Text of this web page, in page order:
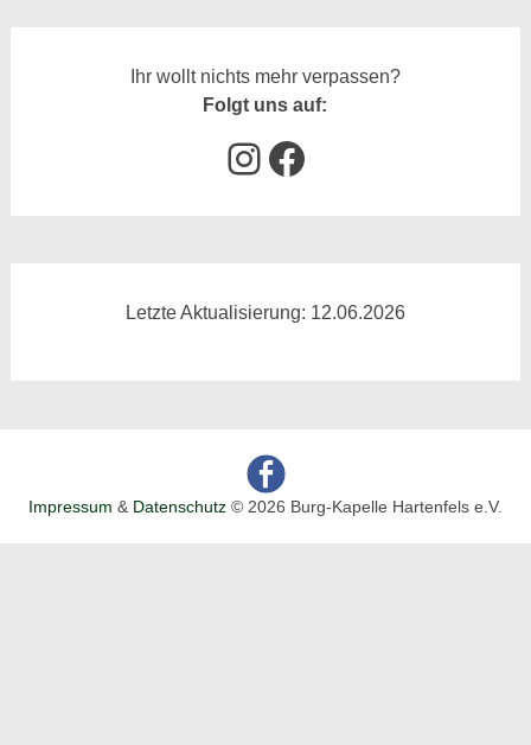
Ihr wollt nichts mehr verpassen?
Folgt uns auf:
Instagram
Facebook
Letzte Aktualisierung: 12.06.2026
Impressum & Datenschutz © 2026 Burg-Kapelle Hartenfels e.V.